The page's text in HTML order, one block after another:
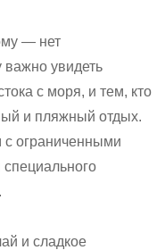
— нет
увидеть
с моря, и тем, кто
и пляжный отдых.
ограниченными
специального
и сладкое